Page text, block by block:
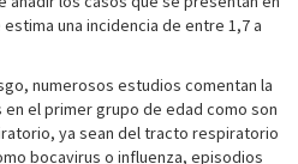
una incidencia de entre 1,7 a
numerosos estudios comentan la
el primer grupo de edad como son
ya sean del tracto respiratorio
bocavirus o influenza, episodios